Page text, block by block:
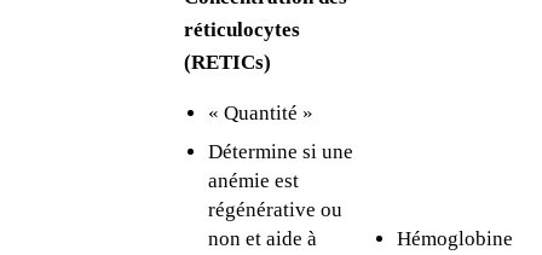
réticulocytes
(RETICs)
« Quantité »
Détermine si une
anémie est
régénérative ou
non et aide à
Hémoglobine